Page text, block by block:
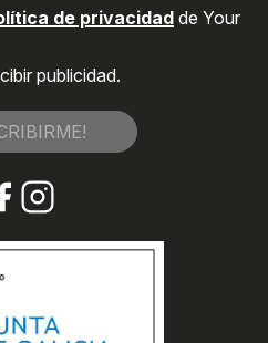
de privacidadde Your
publicidad.